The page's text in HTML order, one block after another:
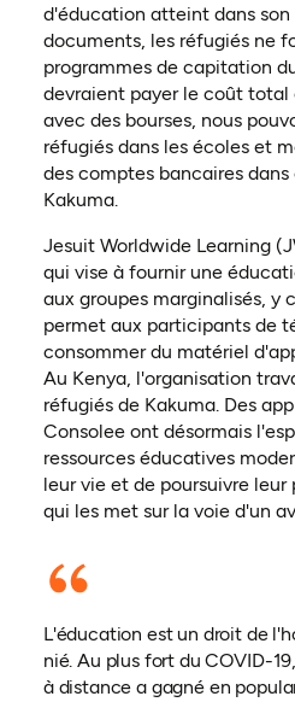
d'éducation atteint dans son
documents, les réfugiés ne
programmes de capitation
devraient payer le coût total
avec des bourses, nous
réfugiés dans les écoles et
des comptes bancaires
Kakuma.
Jesuit Worldwide Learning
qui vise à fournir une
aux groupes marginalisés, y
permet aux participants de
consommer du matériel
Au Kenya, l'organisation
réfugiés de Kakuma. Des
Consolee ont désormais
ressources éducatives
leur vie et de poursuivre
qui les met sur la voie d'un
L'éducation est un droit de
nié. Au plus fort du COVID-
à distance a gagné en